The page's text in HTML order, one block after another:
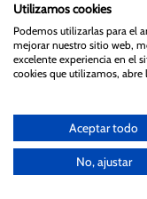
Utilizamos cookies
Podemos utilizarlas para el
mejorar nuestro sitio web,
excelente experiencia en el
cookies que utilizamos, abre
Aceptar todo
No, ajustar